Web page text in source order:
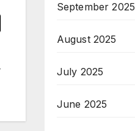
September 2025
August 2025
July 2025
June 2025